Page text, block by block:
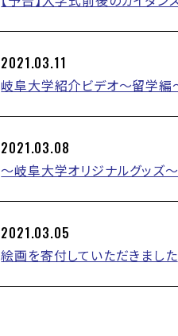
2021.03.11
岐阜大学紹介ビデオ～留学編
2021.03.08
～岐阜大学オリジナルグッズ
2021.03.05
絵画を寄付していただきました